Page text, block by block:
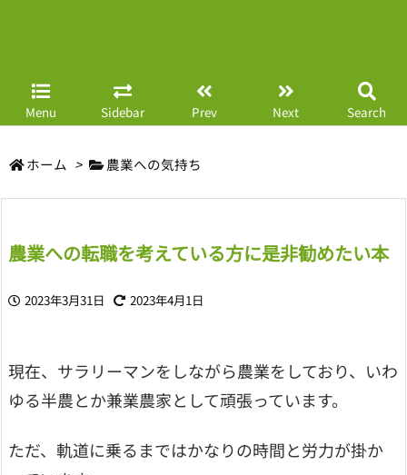
Menu Sidebar Prev Next Search
ホーム > 農業への気持ち
農業への転職を考えている方に是非勧めたい本
2023年3月31日 2023年4月1日
現在、サラリーマンをしながら農業をしており、いわ
ゆる半農とか兼業農家として頑張っています。
ただ、軌道に乗るまではかなりの時間と労力が掛か